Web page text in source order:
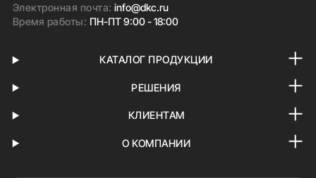
Электронная почта:info@dkc.ru
Время работы: ПН-ПТ 9:00 - 18:00
КАТАЛОГ ПРОДУКЦИИ
РЕШЕНИЯ
КЛИЕНТАМ
О КОМПАНИИ